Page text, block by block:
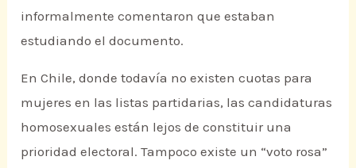
informalmente comentaron que estaban
estudiando el documento.
En Chile, donde todavía no existen cuotas para
mujeres en las listas partidarias, las candidaturas
homosexuales están lejos de constituir una
prioridad electoral. Tampoco existe un “voto rosa”